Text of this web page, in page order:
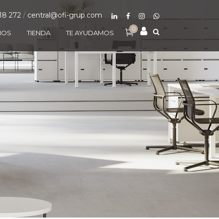
0
TIENDA TE AYUDAMOS
272 / central@ofi-grup.com